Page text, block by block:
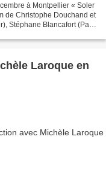
à Montpellier « Soler
de Christophe Douchand et
Stéphane Blancafort (Paul
Laroque en